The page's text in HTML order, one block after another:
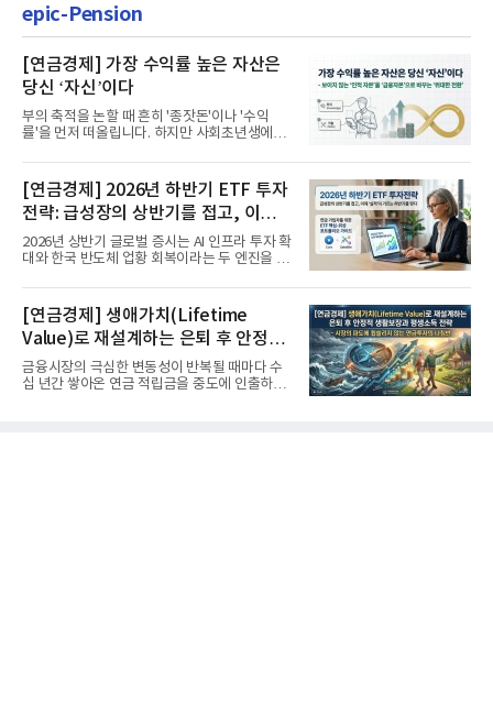
epic-Pension
[연금경제] 가장 수익률 높은 자산은
당신 ‘자신’이다
부의 축적을 논할 때 흔히 '종잣돈'이나 '수익
률'을 먼저 떠올립니다. 하지만 사회초년생에게
[연금경제] 2026년 하반기 ETF 투자
전략: 급성장의 상반기를 접고, 이제
'실적'이 가르는 하반기를 맞다
2026년 상반기 글로벌 증시는 AI 인프라 투자 확
대와 한국 반도체 업황 회복이라는 두 엔진을 달
[연금경제] 생애가치(Lifetime
Value)로 재설계하는 은퇴 후 안정적
생활보장과 평생소득 전략
금융시장의 극심한 변동성이 반복될 때마다 수
십 년간 쌓아온 연금 적립금을 중도에 인출하거